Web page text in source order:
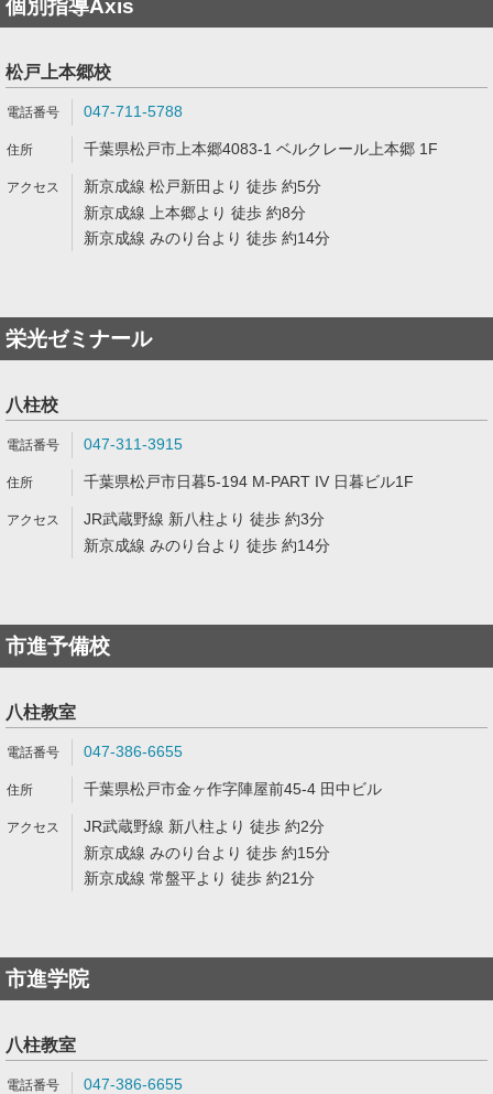
個別指導Axis
松戸上本郷校
047-711-5788
千葉県松戸市上本郷4083-1 ベルクレール上本郷 1F
新京成線 松戸新田より 徒歩 約5分
新京成線 上本郷より 徒歩 約8分
新京成線 みのり台より 徒歩 約14分
栄光ゼミナール
八柱校
047-311-3915
千葉県松戸市日暮5-194 M-PART IV 日暮ビル1F
JR武蔵野線 新八柱より 徒歩 約3分
新京成線 みのり台より 徒歩 約14分
市進予備校
八柱教室
047-386-6655
千葉県松戸市金ヶ作字陣屋前45-4 田中ビル
JR武蔵野線 新八柱より 徒歩 約2分
新京成線 みのり台より 徒歩 約15分
新京成線 常盤平より 徒歩 約21分
市進学院
八柱教室
047-386-6655